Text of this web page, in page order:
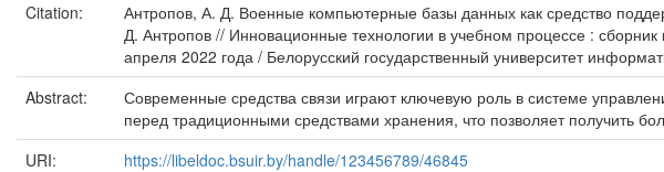
Citation:
Антропов, А. Д. Военные компьютерные базы данных как средство
Д. Антропов // Инновационные технологии в учебном процессе :
апреля 2022 года / Белорусский государственный университет
Abstract:
Современные средства связи играют ключевую роль в системе
перед традиционными средствами хранения, что позволяет получить
URI:
https://libeldoc.bsuir.by/handle/123456789/46845